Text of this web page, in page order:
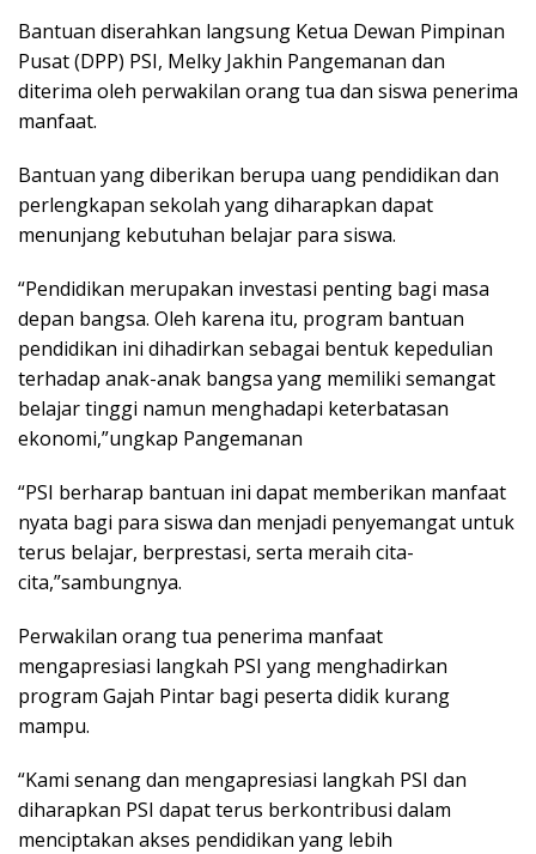
Bantuan diserahkan langsung Ketua Dewan Pimpinan
Pusat (DPP) PSI, Melky Jakhin Pangemanan dan
diterima oleh perwakilan orang tua dan siswa penerima
manfaat.
Bantuan yang diberikan berupa uang pendidikan dan
perlengkapan sekolah yang diharapkan dapat
menunjang kebutuhan belajar para siswa.
“Pendidikan merupakan investasi penting bagi masa
depan bangsa. Oleh karena itu, program bantuan
pendidikan ini dihadirkan sebagai bentuk kepedulian
terhadap anak-anak bangsa yang memiliki semangat
belajar tinggi namun menghadapi keterbatasan
ekonomi,”ungkap Pangemanan
“PSI berharap bantuan ini dapat memberikan manfaat
nyata bagi para siswa dan menjadi penyemangat untuk
terus belajar, berprestasi, serta meraih cita-
cita,”sambungnya.
Perwakilan orang tua penerima manfaat
mengapresiasi langkah PSI yang menghadirkan
program Gajah Pintar bagi peserta didik kurang
mampu.
“Kami senang dan mengapresiasi langkah PSI dan
diharapkan PSI dapat terus berkontribusi dalam
menciptakan akses pendidikan yang lebih